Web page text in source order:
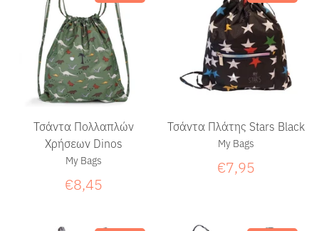
Τσάντα Πολλαπλών
Χρήσεων Dinos
My Bags
€8,45
Τσάντα Πλάτης Stars Black
My Bags
€7,95